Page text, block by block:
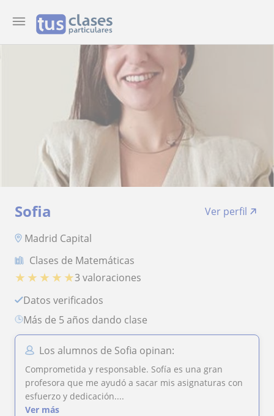
Sofia
Ver perfil
Madrid Capital
Clases de Matemáticas
★ ★ ★ ★ ★3 valoraciones
Datos verificados
más de 5 años dando clase
Los alumnos de Sofia opinan:
Comprometida y responsable. Sofía es una gran
profesora que me ayudó a sacar mis asignaturas con
esfuerzo y dedicación....
Ver más